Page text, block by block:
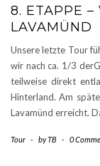
8. ETAPPE –
LAVAMÜND
Unsere letzte Tour
wir nach ca. 1/3
teilweise direkt
Hinterland. Am
Lavamünd erreicht.
Tour - byTB - 0